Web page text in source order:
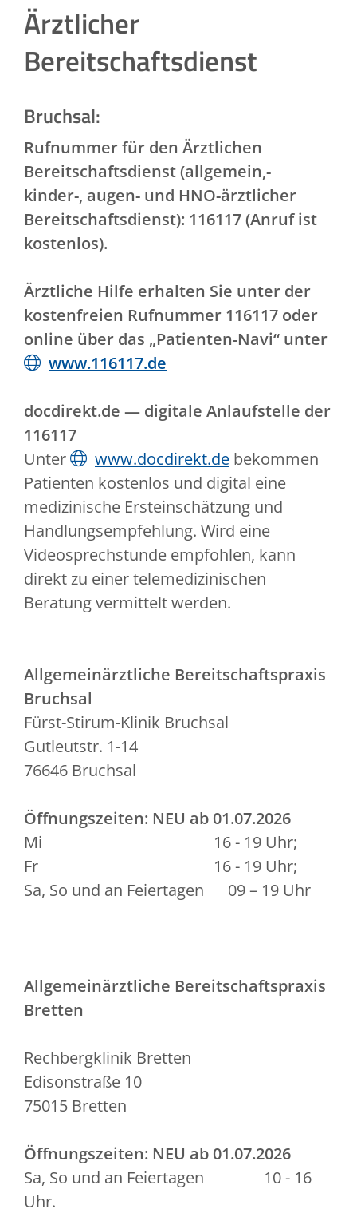
Ärztlicher
Bereitschaftsdienst
Bruchsal:
Rufnummer für den Ärztlichen
Bereitschaftsdienst (allgemein,-
kinder-, augen- und HNO-ärztlicher
Bereitschaftsdienst): 116117 (Anruf ist
kostenlos).
Ärztliche Hilfe erhalten Sie unter der
kostenfreien Rufnummer 116117 oder
online über das „Patienten-Navi“ unter
www.116117.de
docdirekt.de — digitale Anlaufstelle der
116117
Unter
www.docdirekt.de bekommen
Patienten kostenlos und digital eine
medizinische Ersteinschätzung und
Handlungsempfehlung. Wird eine
Videosprechstunde empfohlen, kann
direkt zu einer telemedizinischen
Beratung vermittelt werden.
Allgemeinärztliche Bereitschaftspraxis
Bruchsal
Fürst-Stirum-Klinik Bruchsal
Gutleutstr. 1-14
76646 Bruchsal
Öffnungszeiten: NEU ab 01.07.2026
Mi 16 - 19 Uhr;
Fr 16 - 19 Uhr;
Sa, So und an Feiertagen 09 – 19 Uhr
Allgemeinärztliche Bereitschaftspraxis
Bretten
Rechbergklinik Bretten
Edisonstraße 10
75015 Bretten
Öffnungszeiten: NEU ab 01.07.2026
Sa, So und an Feiertagen 10 - 16
Uhr.